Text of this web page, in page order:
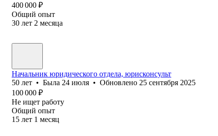
400 000 ₽
Общий опыт
30 лет 2 месяца
Начальник юридического отдела, юрисконсульт
50 лет • Была 24 июля • Обновлено 25 сентября 2025
100 000 ₽
Не ищет работу
Общий опыт
15 лет 1 месяц